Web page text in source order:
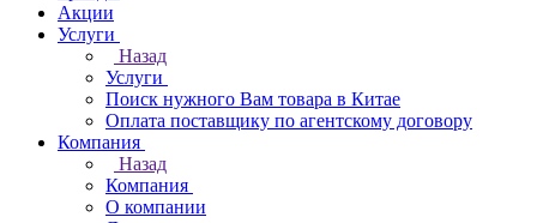
Акции
Услуги
Назад
Услуги
Поиск нужного Вам товара в Китае
Оплата поставщику по агентскому договору
Компания
Назад
Компания
О компании